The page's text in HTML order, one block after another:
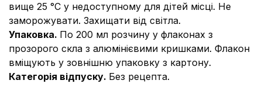
вище 25 °С у недоступному для дітей місці. Не
заморожувати. Захищати від світла.
Упаковка. По 200 мл розчину у флаконах з
прозорого скла з алюмінієвими кришками. Флакон
вміщують у зовнішню упаковку з картону.
Категорія відпуску. Без рецепта.